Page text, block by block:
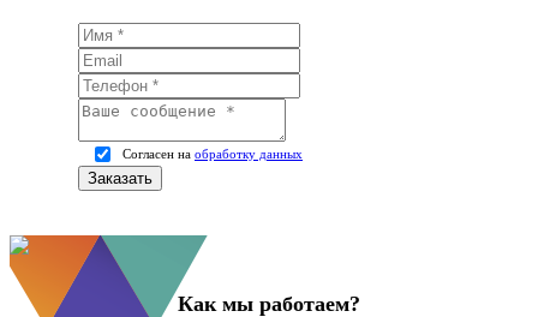
Согласен на обработку данных
Как мы работаем?